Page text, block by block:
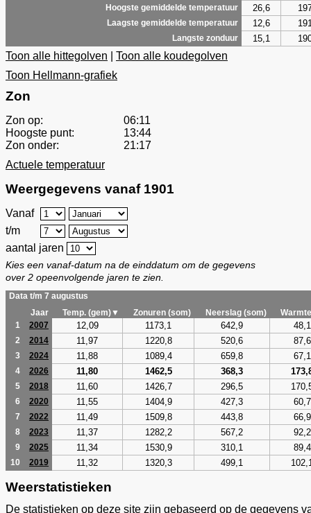
Hoogste gemiddelde temperatuur 26,6
Laagste gemiddelde temperatuur 12,6
Langste zonduur 15,1
Toon alle hittegolven
Toon alle koudegolven
Toon Hellmann-grafiek
Zon
Zon op:
06:11
Hoogste punt:
13:44
Zon onder:
21:17
Actuele temperatuur
Weergegevens vanaf 1901
Vanaf
t/m
aantal jaren
Kies een vanaf-datum na de einddatum om de gegevens
over 2 opeenvolgende jaren te zien.
Data t/m 7 augustus
Jaar
Temp. (gem)▼ Zonuren (som) Neerslag (som)
1
2007 12,09 1173,1 642,9 48,1
2 2014 11,97 1220,8 520,6 87,6
3 2024 11,88 1089,4 659,8 67,1
4 2026 11,80 1462,5 368,3
5 2018 11,60 1426,7 296,5
6 2020 11,55 1404,9 427,3 60,7
7 2022 11,49 1509,8 443,8 66,9
8 2023 11,37 1282,2 567,2 92,2
9 2025 11,34 1530,9 310,1 89,4
10 2019 11,32 1320,3 499,1
Weerstatistieken
De statistieken op deze site zijn gebaseerd op de gegevens